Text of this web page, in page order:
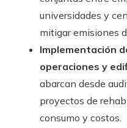
universidades y
mitigar emisiones
Implementación
operaciones y
abarcan desde
proyectos de
consumo y costos.